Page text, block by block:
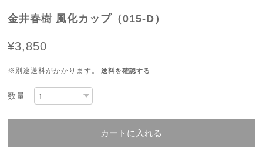
金井春樹 風化カップ（015-D）
¥3,850
※別途送料がかかります。 送料を確認する
数量
カートに入れる